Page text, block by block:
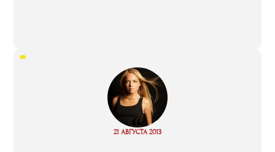
“
21 АВГУСТА 2013
Read